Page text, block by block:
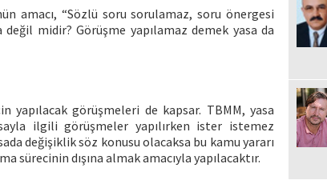
amacı, “Sözlü soru sorulamaz, soru önergesi
midir? Görüşme yapılamaz demek yasa da
yapılacak görüşmeleri de kapsar. TBMM, yasa
ilgili görüşmeler yapılırken ister istemez
değişiklik söz konusu olacaksa bu kamu yararı
sürecinin dışına almak amacıyla yapılacaktır.